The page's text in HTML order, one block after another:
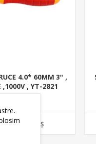
4.0* 60MM 3" ,
,1000V , YT-2821
ȊN COŞ